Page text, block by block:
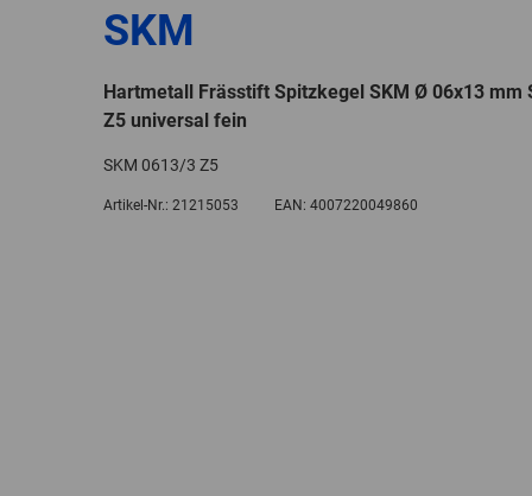
SKM
Hartmetall Frässtift Spitzkegel SKM Ø 06x13 mm
Z5 universal fein
SKM 0613/3 Z5
Artikel-Nr.: 21215053 EAN: 4007220049860